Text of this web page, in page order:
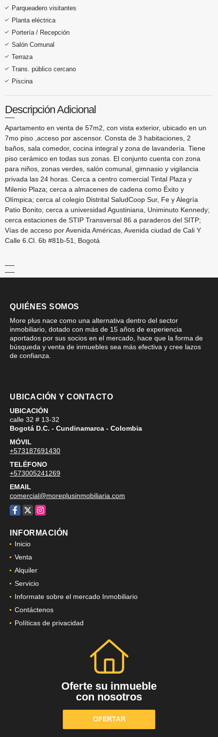
Parqueadero visitantes
Planta eléctrica
Portería / Recepción
Salón Comunal
Terraza
Trans. público cercano
Piscina
Descripción Adicional
Apartamento en venta de 57m2, con vista exterior, ubicado en un
7mo piso ,acceso por ascensor. Consta de 3 habitaciones, 2
baños, sala comedor, cocina integral y zona de lavandería. Tiene
piso cerámico en todas sus zonas. El conjunto cuenta con zona
para niños, zonas verdes, salón comunal, gimnasio y vigilancia
privada las 24 horas. Cerca a centro comercial Tintal Plaza y
Milenio Plaza; cerca a almacenes de cadena como Éxito y
Olímpica; cerca al colegio Distrital SaludCoop Sur, Fe y Alegría
Patio Bonito; cerca a universidad Agustiniana, Uniminuto Kennedy;
cerca estaciones de STIP Transversal 86 a paraderos del SITP;
Vías de acceso por Avenida Américas, Avenida ciudad de Cali Y
Calle 6.Cl. 6b #81b-51, Bogotá
QUIÉNES SOMOS
More plus nace como una alternativa dentro del sector
inmobiliario, dotado con más de 15 años de experiencia
aportados por sus socios en el mercado, hace que la forma de
búsqueda y venta de inmuebles sea más efectiva y cree lazos
de confianza.
UBICACIÓN Y CONTACTO
UBICACIÓN
calle 32 # 13-32
Bogotá D.C. - Cundinamarca - Colombia
MÓVIL
+573187691430
TELÉFONO
+573005241269
EMAIL
comercial@moreplusinmobiliaria.com
Facebook
X Instagram
INFORMACIÓN
Inicio
Venta
Alquiler
Servicio
Informate sobre el mercado Inmobiliario
Contáctenos
Políticas de privacidad
Oferte su inmueble
con nosotros
OFERTAR